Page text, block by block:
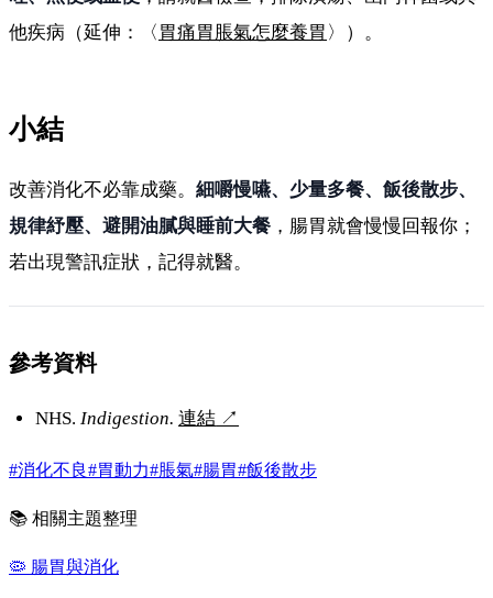
他疾病（延伸：〈 胃痛胃脹氣怎麼養胃 〉）。
小結
改善消化不必靠成藥。 細嚼慢嚥、少量多餐、飯後散步、
規律紓壓、避開油膩與睡前大餐 ，腸胃就會慢慢回報你；
若出現警訊症狀，記得就醫。
參考資料
NHS.Indigestion. 連結 ↗
#消化不良#胃動力#脹氣#腸胃#飯後散步
📚 相關主題整理
🦠 腸胃與消化